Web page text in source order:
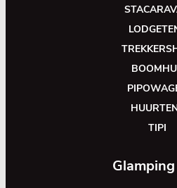
TIPI